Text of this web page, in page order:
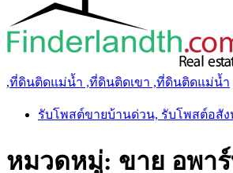
,ที่ดินติดแม่น้ำ ,ที่ดินติดเขา ,ที่ดินติดแม่น้ำ
รับโพสต์ขายบ้านด่วน, รับโพสต์อสั
หมวดหมู่: ขาย อพา